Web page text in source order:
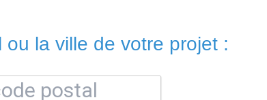
la ville de votre projet :